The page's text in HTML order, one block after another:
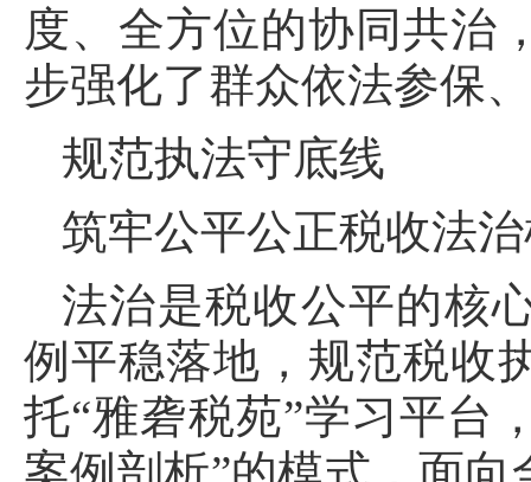
度、全方位的协同共治
步强化了群众依法参保
规范执法守底线
筑牢公平公正税收法
法治是税收公平的核
例平稳落地，规范税收
托“雅砻税苑”学习平台